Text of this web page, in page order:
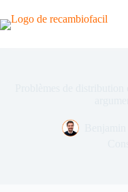
to
content